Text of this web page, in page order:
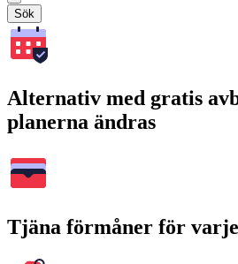
Sök
Alternativ med gratis
planerna ändras
Tjäna förmåner för